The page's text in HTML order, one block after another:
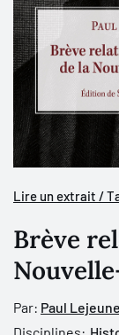
Lire un extrait /
Brève
Par: Paul Lejeune
Disciplines: